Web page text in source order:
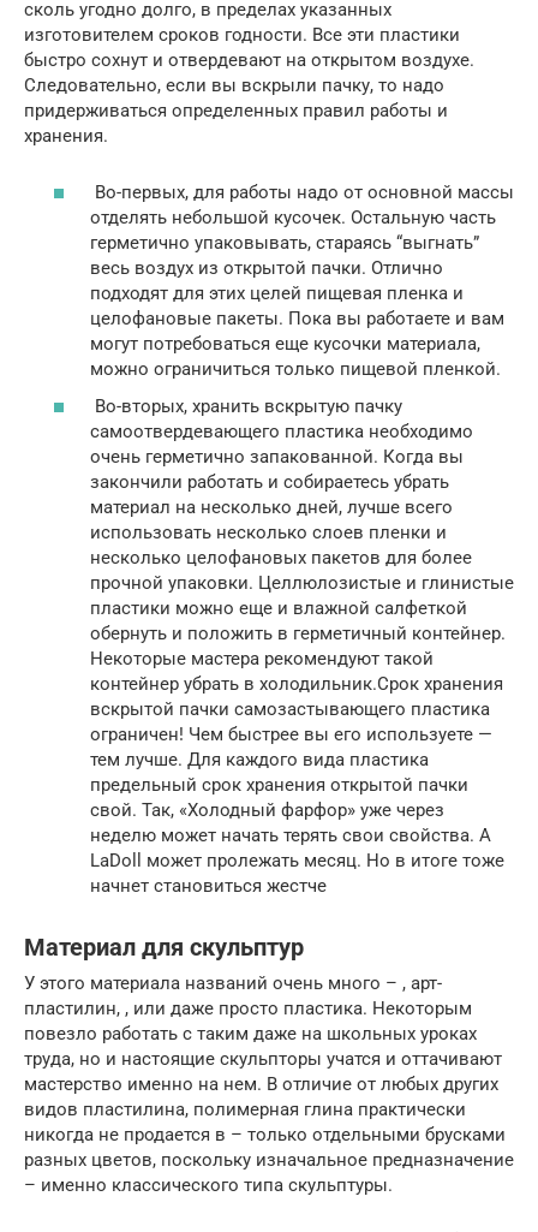
сколь угодно долго, в пределах указанных
изготовителем сроков годности. Все эти пластики
быстро сохнут и отвердевают на открытом воздухе.
Следовательно, если вы вскрыли пачку, то надо
придерживаться определенных правил работы и
хранения.
Во-первых, для работы надо от основной массы
отделять небольшой кусочек. Остальную часть
герметично упаковывать, стараясь “выгнать”
весь воздух из открытой пачки. Отлично
подходят для этих целей пищевая пленка и
целофановые пакеты. Пока вы работаете и вам
могут потребоваться еще кусочки материала,
можно ограничиться только пищевой пленкой.
Во-вторых, хранить вскрытую пачку
самоотвердевающего пластика необходимо
очень герметично запакованной. Когда вы
закончили работать и собираетесь убрать
материал на несколько дней, лучше всего
использовать несколько слоев пленки и
несколько целофановых пакетов для более
прочной упаковки. Целлюлозистые и глинистые
пластики можно еще и влажной салфеткой
обернуть и положить в герметичный контейнер.
Некоторые мастера рекомендуют такой
контейнер убрать в холодильник.Срок хранения
вскрытой пачки самозастывающего пластика
ограничен! Чем быстрее вы его используете —
тем лучше. Для каждого вида пластика
предельный срок хранения открытой пачки
свой. Так, «Холодный фарфор» уже через
неделю может начать терять свои свойства. А
LaDoll может пролежать месяц. Но в итоге тоже
начнет становиться жестче
Материал для скульптур
У этого материала названий очень много – , арт-
пластилин, , или даже просто пластика. Некоторым
повезло работать с таким даже на школьных уроках
труда, но и настоящие скульпторы учатся и оттачивают
мастерство именно на нем. В отличие от любых других
видов пластилина, полимерная глина практически
никогда не продается в – только отдельными брусками
разных цветов, поскольку изначальное предназначение
– именно классического типа скульптуры.